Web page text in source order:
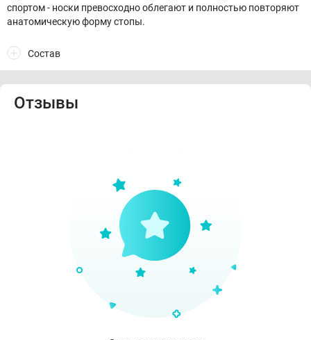
спортом - носки превосходно облегают и полностью повторяют
анатомическую форму стопы.
Состав
Отзывы